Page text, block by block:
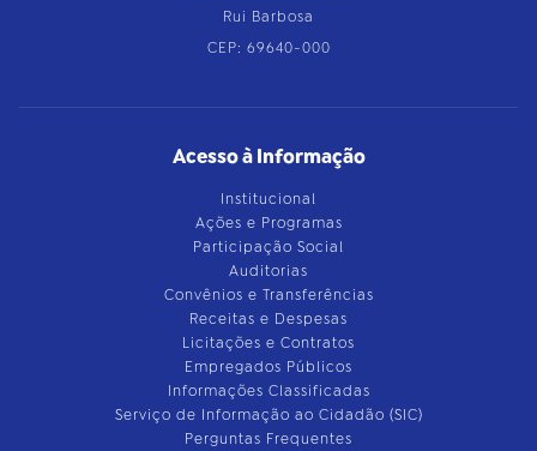
Rui Barbosa
CEP: 69640-000
Acesso à Informação
Institucional
Ações e Programas
Participação Social
Auditorias
Convênios e Transferências
Receitas e Despesas
Licitações e Contratos
Empregados Públicos
Informações Classificadas
Serviço de Informação ao Cidadão (SIC)
Perguntas Frequentes